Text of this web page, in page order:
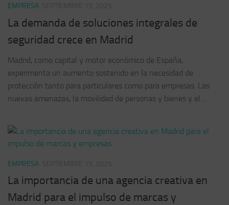
EMPRESA
La demanda de soluciones integrales de
seguridad crece en Madrid
Madrid, como capital y motor económico de España,
experimenta un aumento sostenido en la necesidad de
protección tanto para particulares como para empresas. Las
nuevas amenazas, la movilidad de personas y bienes y el...
EMPRESA
La importancia de una agencia creativa en
Madrid para el impulso de marcas y